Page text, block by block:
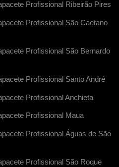
Profissional Ribeirão Pires
Profissional São Caetano
Profissional São Bernardo
Profissional Santo André
Profissional Anchieta
Profissional Maua
Profissional Águas de São
Profissional São Roque